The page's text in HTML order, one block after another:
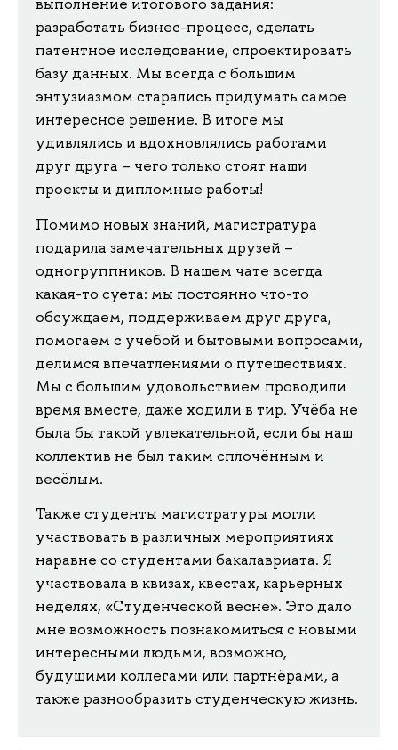
разработать бизнес-процесс, сделать
патентное исследование, спроектировать
базу данных. Мы всегда с большим
энтузиазмом старались придумать самое
интересное решение. В итоге мы
удивлялись и вдохновлялись работами
друг друга – чего только стоят наши
проекты и дипломные работы!
Помимо новых знаний, магистратура
подарила замечательных друзей –
одногруппников. В нашем чате всегда
какая-то суета: мы постоянно что-то
обсуждаем, поддерживаем друг друга,
помогаем с учёбой и бытовыми вопросами,
делимся впечатлениями о путешествиях.
Мы с большим удовольствием проводили
время вместе, даже ходили в тир. Учёба не
была бы такой увлекательной, если бы наш
коллектив не был таким сплочённым и
весёлым.
Также студенты магистратуры могли
участвовать в различных мероприятиях
наравне со студентами бакалавриата. Я
участвовала в квизах, квестах, карьерных
неделях, «Студенческой весне». Это дало
мне возможность познакомиться с новыми
интересными людьми, возможно,
будущими коллегами или партнёрами, а
также разнообразить студенческую жизнь.